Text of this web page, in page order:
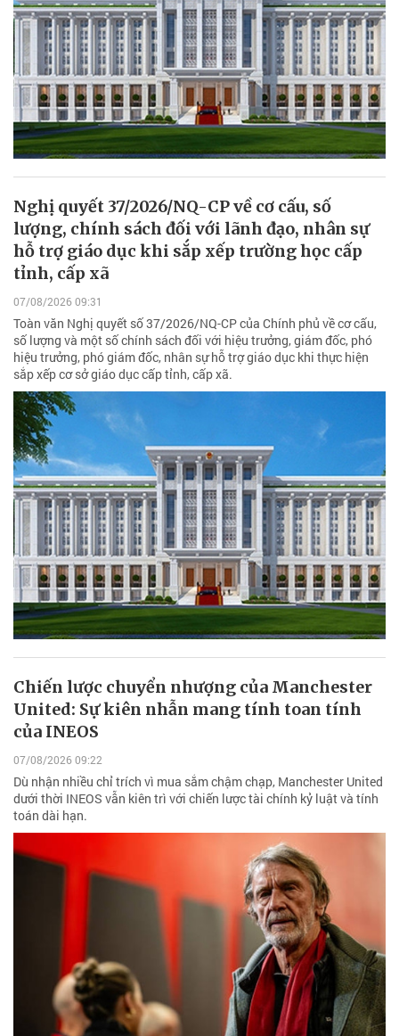
Nghị quyết 37/2026/NQ-CP về cơ cấu, số
lượng, chính sách đối với lãnh đạo, nhân sự
hỗ trợ giáo dục khi sắp xếp trường học cấp
tỉnh, cấp xã
07/08/2026 09:31
Toàn văn Nghị quyết số 37/2026/NQ-CP của Chính phủ về cơ cấu,
số lượng và một số chính sách đối với hiệu trưởng, giám đốc, phó
hiệu trưởng, phó giám đốc, nhân sự hỗ trợ giáo dục khi thực hiện
sắp xếp cơ sở giáo dục cấp tỉnh, cấp xã.
Chiến lược chuyển nhượng của Manchester
United: Sự kiên nhẫn mang tính toan tính
của INEOS
07/08/2026 09:22
Dù nhận nhiều chỉ trích vì mua sắm chậm chạp, Manchester United
dưới thời INEOS vẫn kiên trì với chiến lược tài chính kỷ luật và tính
toán dài hạn.